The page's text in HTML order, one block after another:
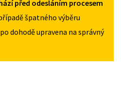
před odesláním procesem
špatného výběru
dohodě upravena na správný